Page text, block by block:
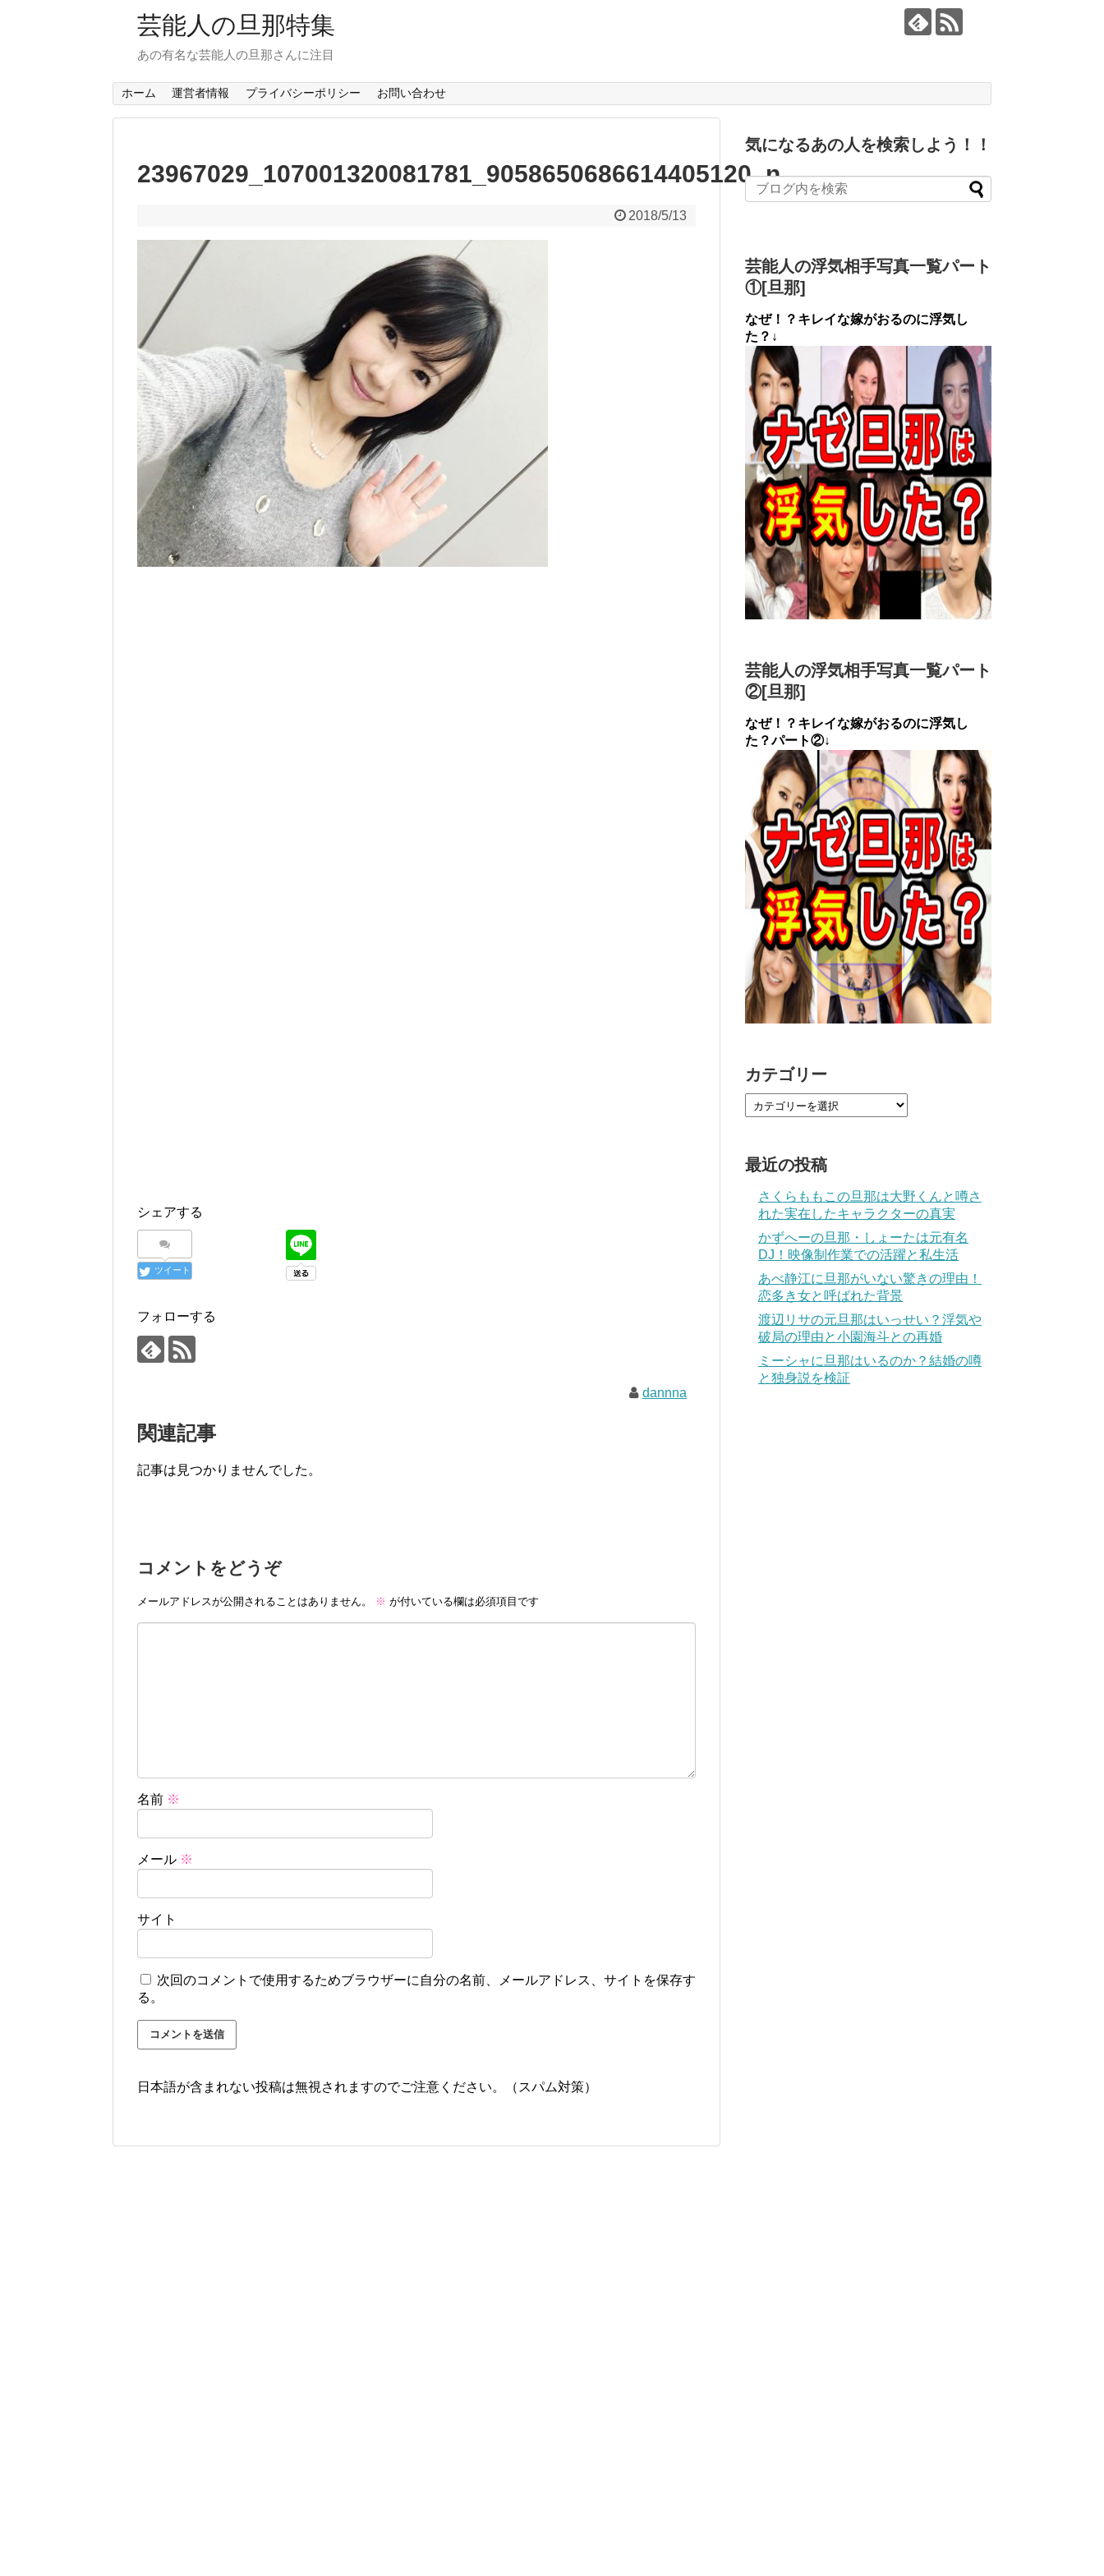
芸能人の旦那特集
あの有名な芸能人の旦那さんに注目
ホーム 運営者情報 プライバシーポリシー お問い合わせ
23967029_107001320081781_9058650686614405120_n
2018/5/13
シェアする
ツイート
フォローする
dannna
関連記事
記事は見つかりませんでした。
コメントをどうぞ
メールアドレスが公開されることはありません。 ※ が付いている欄は必須項目です
名前 ※
メール ※
サイト
次回のコメントで使用するためブラウザーに自分の名前、メールアドレス、サイトを保存す
る。
日本語が含まれない投稿は無視されますのでご注意ください。（スパム対策）
気になるあの人を検索しよう！！
芸能人の浮気相手写真一覧パート
①[旦那]
なぜ！？キレイな嫁がおるのに浮気し
た？↓
芸能人の浮気相手写真一覧パート
②[旦那]
なぜ！？キレイな嫁がおるのに浮気し
た？パート②↓
カテゴリー
最近の投稿
さくらももこの旦那は大野くんと噂さ
れた実在したキャラクターの真実
かずへーの旦那・しょーたは元有名
DJ！映像制作業での活躍と私生活
あべ静江に旦那がいない驚きの理由！
恋多き女と呼ばれた背景
渡辺リサの元旦那はいっせい？浮気や
破局の理由と小園海斗との再婚
ミーシャに旦那はいるのか？結婚の噂
と独身説を検証